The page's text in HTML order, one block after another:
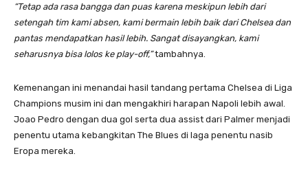
“Tetap ada rasa bangga dan puas karena meskipun lebih dari
setengah tim kami absen, kami bermain lebih baik dari Chelsea dan
pantas mendapatkan hasil lebih. Sangat disayangkan, kami
seharusnya bisa lolos ke play-off,”tambahnya.
Kemenangan ini menandai hasil tandang pertama Chelsea di Liga
Champions musim ini dan mengakhiri harapan Napoli lebih awal.
Joao Pedro dengan dua gol serta dua assist dari Palmer menjadi
penentu utama kebangkitan The Blues di laga penentu nasib
Eropa mereka.